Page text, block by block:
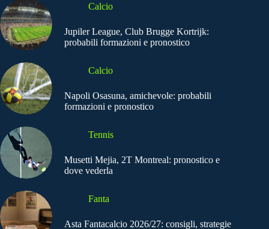
Calcio
Jupiler League, Club Brugge Kortrijk:
probabili formazioni e pronostico
Calcio
Napoli Osasuna, amichevole: probabili
formazioni e pronostico
Tennis
Musetti Mejia, 2T Montreal: pronostico e
dove vederla
Fanta
Asta Fantacalcio 2026/27: consigli, strategie